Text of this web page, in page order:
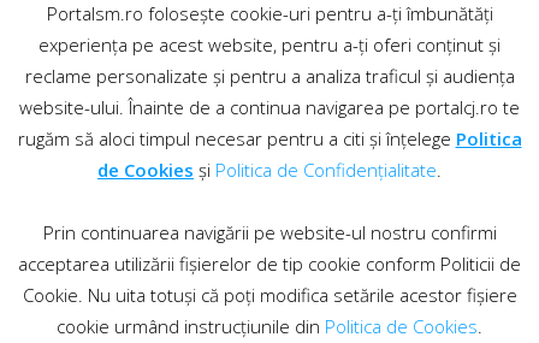
Contact·Regulament comentarii
Portalsm.ro folosește cookie-uri pentru a-ți îmbunătăți
experiența pe acest website, pentru a-ți oferi conținut și
reclame personalizate și pentru a analiza traficul și audiența
website-ului. Înainte de a continua navigarea pe portalcj.ro te
rugăm să aloci timpul necesar pentru a citi și înțelege Politica
de Cookies și Politica de Confidențialitate.
Prin continuarea navigării pe website-ul nostru confirmi
acceptarea utilizării fișierelor de tip cookie conform Politicii de
Cookie. Nu uita totuși că poți modifica setările acestor fișiere
cookie urmând instrucțiunile din Politica de Cookies.